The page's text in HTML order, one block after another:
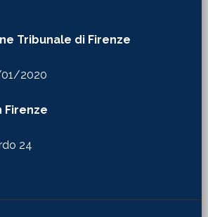
Tribunale di Firenze
01/2020
Firenze
24